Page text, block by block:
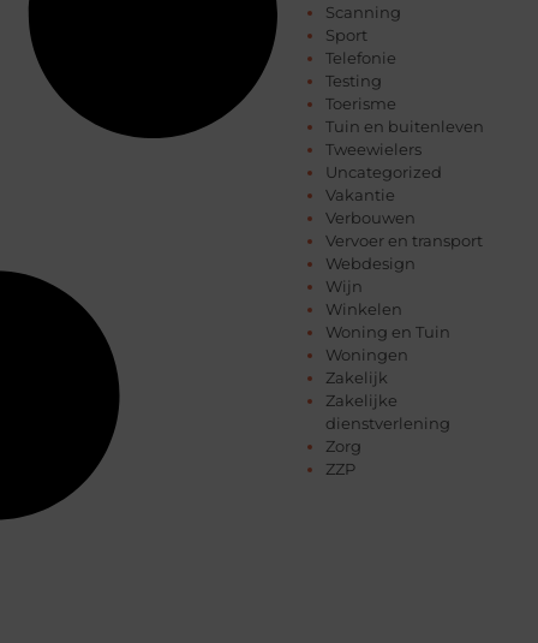
Scanning
Sport
Telefonie
Testing
Toerisme
Tuin en buitenleven
Tweewielers
Uncategorized
Vakantie
Verbouwen
Vervoer en transport
Webdesign
Wijn
Winkelen
Woning en Tuin
Woningen
Zakelijk
Zakelijke
dienstverlening
Zorg
ZZP